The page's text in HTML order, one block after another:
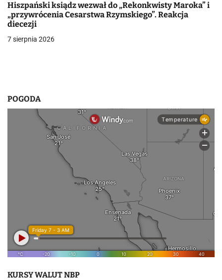
i
s
Hiszpański ksiądz wezwał do „Rekonkwisty Maroka” i
„przywrócenia Cesarstwa Rzymskiego”. Reakcja
diecezji
7 sierpnia 2026
POGODA
KURSY WALUT NBP